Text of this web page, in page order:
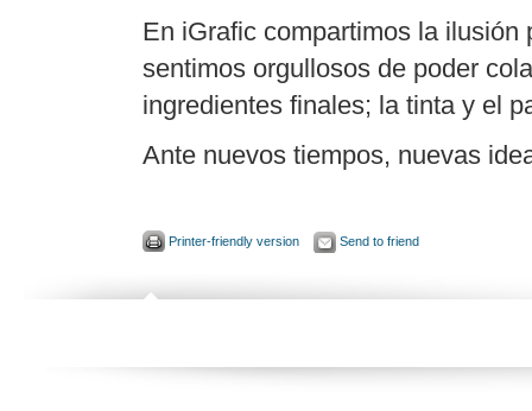
En iGrafic compartimos la ilusión
sentimos orgullosos de poder
ingredientes finales; la tinta y el
Ante nuevos tiempos, nuevas
Printer-friendly version Send to friend